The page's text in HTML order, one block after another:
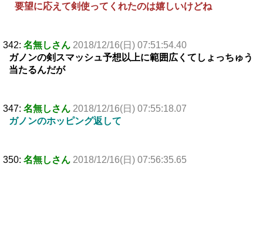
要望に応えて剣使ってくれたのは嬉しいけどね
342: 名無しさん 2018/12/16(日) 07:51:54.40
ガノンの剣スマッシュ予想以上に範囲広くてしょっちゅう
当たるんだが
347: 名無しさん 2018/12/16(日) 07:55:18.07
ガノンのホッピング返して
350: 名無しさん 2018/12/16(日) 07:56:35.65